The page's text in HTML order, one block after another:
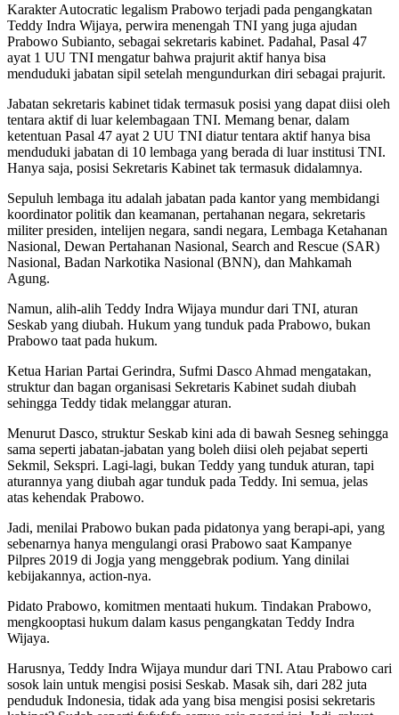
Karakter Autocratic legalism Prabowo terjadi pada pengangkatan
Teddy Indra Wijaya, perwira menengah TNI yang juga ajudan
Prabowo Subianto, sebagai sekretaris kabinet. Padahal, Pasal 47
ayat 1 UU TNI mengatur bahwa prajurit aktif hanya bisa
menduduki jabatan sipil setelah mengundurkan diri sebagai prajurit.
Jabatan sekretaris kabinet tidak termasuk posisi yang dapat diisi oleh
tentara aktif di luar kelembagaan TNI. Memang benar, dalam
ketentuan Pasal 47 ayat 2 UU TNI diatur tentara aktif hanya bisa
menduduki jabatan di 10 lembaga yang berada di luar institusi TNI.
Hanya saja, posisi Sekretaris Kabinet tak termasuk didalamnya.
Sepuluh lembaga itu adalah jabatan pada kantor yang membidangi
koordinator politik dan keamanan, pertahanan negara, sekretaris
militer presiden, intelijen negara, sandi negara, Lembaga Ketahanan
Nasional, Dewan Pertahanan Nasional, Search and Rescue (SAR)
Nasional, Badan Narkotika Nasional (BNN), dan Mahkamah
Agung.
Namun, alih-alih Teddy Indra Wijaya mundur dari TNI, aturan
Seskab yang diubah. Hukum yang tunduk pada Prabowo, bukan
Prabowo taat pada hukum.
Ketua Harian Partai Gerindra, Sufmi Dasco Ahmad mengatakan,
struktur dan bagan organisasi Sekretaris Kabinet sudah diubah
sehingga Teddy tidak melanggar aturan.
Menurut Dasco, struktur Seskab kini ada di bawah Sesneg sehingga
sama seperti jabatan-jabatan yang boleh diisi oleh pejabat seperti
Sekmil, Sekspri. Lagi-lagi, bukan Teddy yang tunduk aturan, tapi
aturannya yang diubah agar tunduk pada Teddy. Ini semua, jelas
atas kehendak Prabowo.
Jadi, menilai Prabowo bukan pada pidatonya yang berapi-api, yang
sebenarnya hanya mengulangi orasi Prabowo saat Kampanye
Pilpres 2019 di Jogja yang menggebrak podium. Yang dinilai
kebijakannya, action-nya.
Pidato Prabowo, komitmen mentaati hukum. Tindakan Prabowo,
mengkooptasi hukum dalam kasus pengangkatan Teddy Indra
Wijaya.
Harusnya, Teddy Indra Wijaya mundur dari TNI. Atau Prabowo cari
sosok lain untuk mengisi posisi Seskab. Masak sih, dari 282 juta
penduduk Indonesia, tidak ada yang bisa mengisi posisi sekretaris